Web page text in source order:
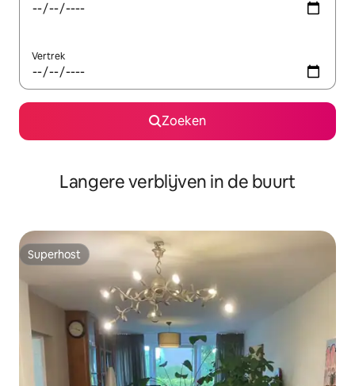
Vertrek
Zoeken
Langere verblijven in de buurt
Superhost
Superhost